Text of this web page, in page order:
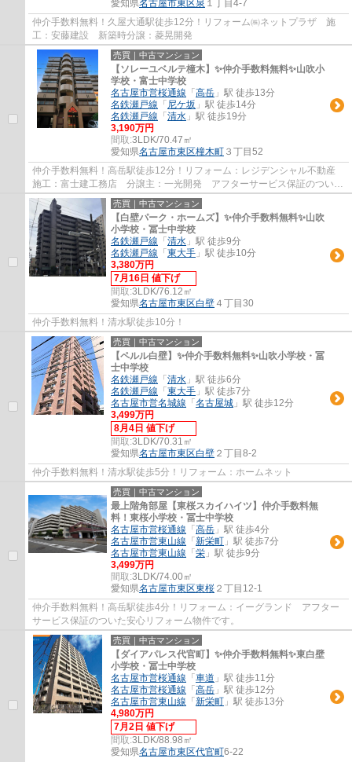
愛知県名古屋市東区泉 １丁目4-7
仲介手数料無料！久屋大通駅徒歩12分！リフォーム㈱ネットプラザ 施
工：安藤建設 新築時分譲：菱晃開発
売買｜中古マンション
【ソレーユベルテ橦木】✨️仲介手数料無料✨️山吹小
学校・富士中学校
名古屋市営桜通線 「 高岳 」駅 徒歩13分
名鉄瀬戸線 「 尼ケ坂 」駅 徒歩14分
名鉄瀬戸線 「 清水 」駅 徒歩19分
3,190万円
間取:3LDK/70.47㎡
愛知県名古屋市東区橦木町 ３丁目52
仲介手数料無料！高岳駅徒歩12分！リフォーム：レジデンシャル不動産
施工：富士建工務店 分譲主：一光開発 アフターサービス保証のついた
安心リフォーム物件です。
売買｜中古マンション
【白壁パーク・ホームズ】✨️仲介手数料無料✨️山吹
小学校・冨士中学校
名鉄瀬戸線 「 清水 」駅 徒歩9分
名鉄瀬戸線 「 東大手 」駅 徒歩10分
3,380万円
7月16日 値下げ
間取:3LDK/76.12㎡
愛知県名古屋市東区白壁 ４丁目30
仲介手数料無料！清水駅徒歩10分！
売買｜中古マンション
【ペルル白壁】✨️仲介手数料無料✨️山吹小学校・冨
士中学校
名鉄瀬戸線 「 清水 」駅 徒歩6分
名鉄瀬戸線 「 東大手 」駅 徒歩7分
名古屋市営名城線 「 名古屋城 」駅 徒歩12分
3,499万円
8月4日 値下げ
間取:3LDK/70.31㎡
愛知県名古屋市東区白壁 ２丁目8-2
仲介手数料無料！清水駅徒歩5分！リフォーム：ホームネット
売買｜中古マンション
最上階角部屋【東桜スカイハイツ】仲介手数料無
料！東桜小学校・冨士中学校
名古屋市営桜通線 「 高岳 」駅 徒歩4分
名古屋市営東山線 「 新栄町 」駅 徒歩7分
名古屋市営東山線 「 栄 」駅 徒歩9分
3,499万円
間取:3LDK/74.00㎡
愛知県名古屋市東区東桜 ２丁目12-1
仲介手数料無料！高岳駅徒歩4分！リフォーム：イーグランド アフター
サービス保証のついた安心リフォーム物件です。
売買｜中古マンション
【ダイアパレス代官町】✨️仲介手数料無料✨️東白壁
小学校・冨士中学校
名古屋市営桜通線 「 車道 」駅 徒歩11分
名古屋市営桜通線 「 高岳 」駅 徒歩12分
名古屋市営東山線 「 新栄町 」駅 徒歩13分
4,980万円
7月2日 値下げ
間取:3LDK/88.98㎡
愛知県名古屋市東区代官町6-22